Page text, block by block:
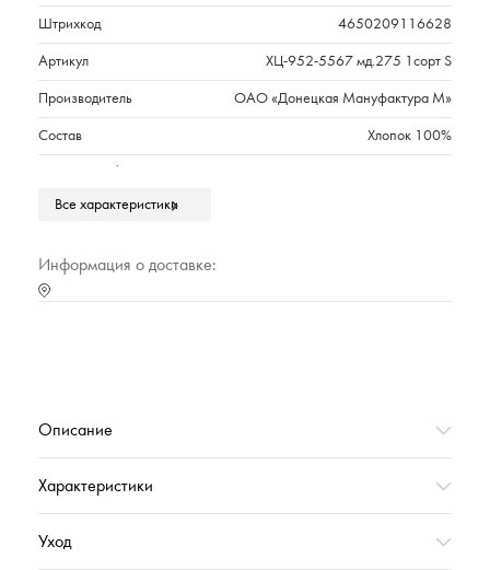
Штрихкод 4650209116628
Артикул ХЦ-952-5567 мд.275 1сорт S
Производитель ОАО «Донецкая Мануфактура М»
Состав Хлопок 100%
Плотность г/м2
Длина
Марка
Страна происхождения РОССИЯ
Коллекция МИАКАЗА_ВЕСНА'2023
Подойдет в качестве подарка Да
Все характеристики
Информация о доставке:
Описание
Характеристики
Уход